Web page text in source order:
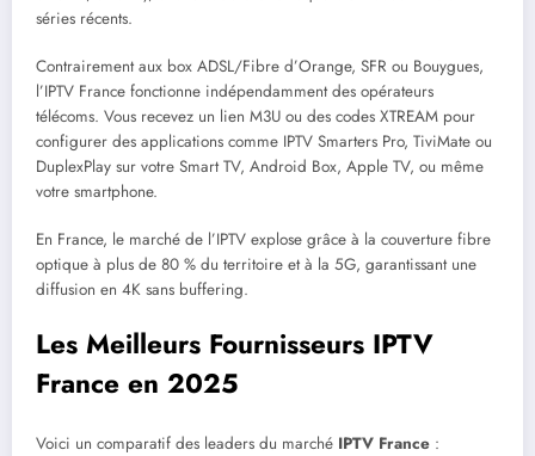
séries récents.
Contrairement aux box ADSL/Fibre d’Orange, SFR ou Bouygues,
l’IPTV France fonctionne indépendamment des opérateurs
télécoms. Vous recevez un lien M3U ou des codes XTREAM pour
configurer des applications comme IPTV Smarters Pro, TiviMate ou
DuplexPlay sur votre Smart TV, Android Box, Apple TV, ou même
votre smartphone.
En France, le marché de l’IPTV explose grâce à la couverture fibre
optique à plus de 80 % du territoire et à la 5G, garantissant une
diffusion en 4K sans buffering.
Les Meilleurs Fournisseurs IPTV
France en 2025
Voici un comparatif des leaders du marché IPTV France :